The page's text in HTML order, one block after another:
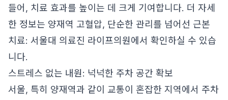
들어, 치료 효과를 높이는 데 크게 기여합니다. 더 자세
한 정보는 양재역 고혈압, 단순한 관리를 넘어선 근본
치료: 서울대 의료진 라이프의원에서 확인하실 수 있습
니다.
스트레스 없는 내원: 넉넉한 주차 공간 확보
서울, 특히 양재역과 같이 교통이 혼잡한 지역에서 주차